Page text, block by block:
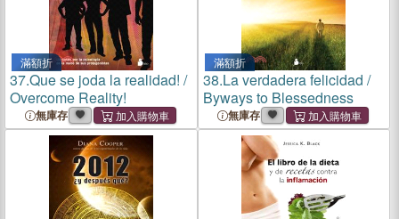
滿額折
37.Que se joda la realidad! /
Overcome Reality!
無庫存
滿額折
38.La verdadera felicidad /
Byways to Blessedness
無庫存